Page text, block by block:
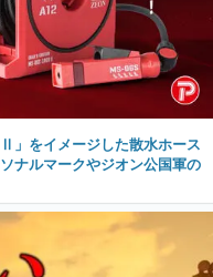
」をイメージした散水ホース
ナルマークやジオン公国軍の